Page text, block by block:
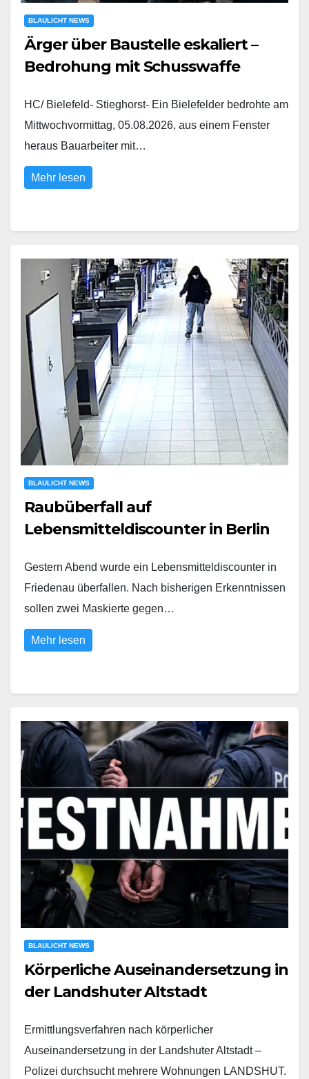
BLAULICHT NEWS
Ärger über Baustelle eskaliert –
Bedrohung mit Schusswaffe
HC/ Bielefeld- Stieghorst- Ein Bielefelder bedrohte am
Mittwochvormittag, 05.08.2026, aus einem Fenster
heraus Bauarbeiter mit…
Mehr lesen
BLAULICHT NEWS
Raubüberfall auf
Lebensmitteldiscounter in Berlin
Gestern Abend wurde ein Lebensmitteldiscounter in
Friedenau überfallen. Nach bisherigen Erkenntnissen
sollen zwei Maskierte gegen…
Mehr lesen
BLAULICHT NEWS
Körperliche Auseinandersetzung in
der Landshuter Altstadt
Ermittlungsverfahren nach körperlicher
Auseinandersetzung in der Landshuter Altstadt –
Polizei durchsucht mehrere Wohnungen LANDSHUT.